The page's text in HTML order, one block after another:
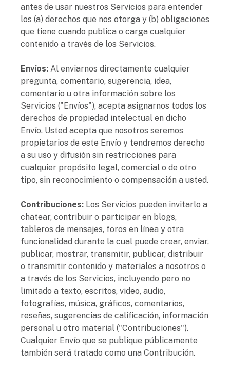
antes de usar nuestros Servicios para entender
los (a) derechos que nos otorga y (b) obligaciones
que tiene cuando publica o carga cualquier
contenido a través de los Servicios.
Envíos: Al enviarnos directamente cualquier
pregunta, comentario, sugerencia, idea,
comentario u otra información sobre los
Servicios ("Envíos"), acepta asignarnos todos los
derechos de propiedad intelectual en dicho
Envío. Usted acepta que nosotros seremos
propietarios de este Envío y tendremos derecho
a su uso y difusión sin restricciones para
cualquier propósito legal, comercial o de otro
tipo, sin reconocimiento o compensación a usted.
Contribuciones: Los Servicios pueden invitarlo a
chatear, contribuir o participar en blogs,
tableros de mensajes, foros en línea y otra
funcionalidad durante la cual puede crear, enviar,
publicar, mostrar, transmitir, publicar, distribuir
o transmitir contenido y materiales a nosotros o
a través de los Servicios, incluyendo pero no
limitado a texto, escritos, video, audio,
fotografías, música, gráficos, comentarios,
reseñas, sugerencias de calificación, información
personal u otro material ("Contribuciones").
Cualquier Envío que se publique públicamente
también será tratado como una Contribución.